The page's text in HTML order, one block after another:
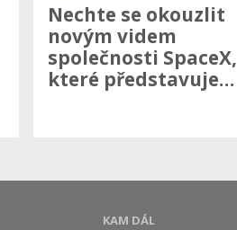
Nechte se okouzlit
novým videm
společnosti SpaceX,
které představuje…
KAM DÁL